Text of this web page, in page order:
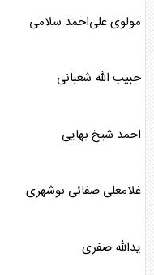
مولوی علی‌احمد سلامی
حبیب الله شعبانی
احمد شیخ بهایی
غلامعلی صفائی بوشهری
یدالله صفری